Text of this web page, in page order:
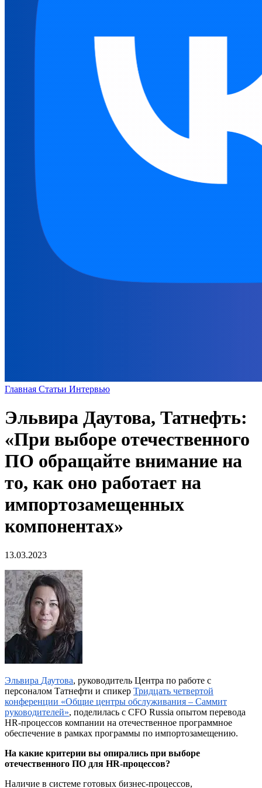
Главная Статьи Интервью
Эльвира Даутова, Татнефть:
«При выборе отечественного
ПО обращайте внимание на
то, как оно работает на
импортозамещенных
компонентах»
13.03.2023
Эльвира Даутова, руководитель Центра по работе с
персоналом Татнефти и спикер Тридцать четвертой
конференции «Общие центры обслуживания – Саммит
руководителей», поделилась с CFO Russia опытом перевода
HR-процессов компании на отечественное программное
обеспечение в рамках программы по импортозамещению.
На какие критерии вы опирались при выборе
отечественного ПО для HR-процессов?
Наличие в системе готовых бизнес-процессов,